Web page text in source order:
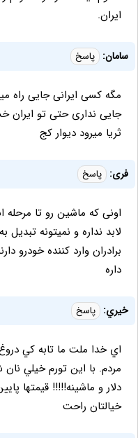
ایران.
سامان: پاسخ
مگه کسی ایرانی جایی راه
جایی نداری حتی تو ایران
ثریا میرود دیوار کج
فری: پاسخ
اونی که ماشین رو تا
لابد نداره و نمیتونه
برادران وارد کننده خودرو
داره
خيري: پاسخ
اي خدا ملت ما تابه كي
مردم. با اين تورم خيلي
دلار و ماشينه!!!!! قيمتها
خيالتان راحت